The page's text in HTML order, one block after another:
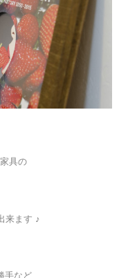
具の
来ます ♪
手など